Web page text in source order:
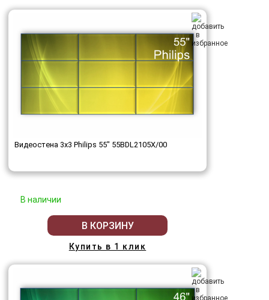
Видеостена 3x3 Philips 55" 55BDL2105X/00
В наличии
В КОРЗИНУ
Купить в 1 клик